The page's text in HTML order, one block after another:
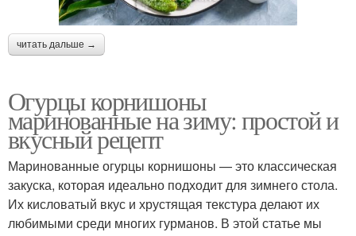
читать дальше →
Огурцы корнишоны
маринованные на зиму: простой и
вкусный рецепт
Маринованные огурцы корнишоны — это классическая
закуска, которая идеально подходит для зимнего стола.
Их кисловатый вкус и хрустящая текстура делают их
любимыми среди многих гурманов. В этой статье мы